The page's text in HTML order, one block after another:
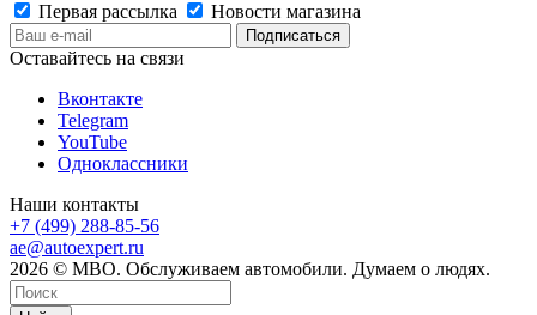
Первая рассылка
Новости магазина
Оставайтесь на связи
Вконтакте
Telegram
YouTube
Одноклассники
Наши контакты
+7 (499) 288-85-56
ae@autoexpert.ru
2026 © МВО. Обслуживаем автомобили. Думаем о людях.